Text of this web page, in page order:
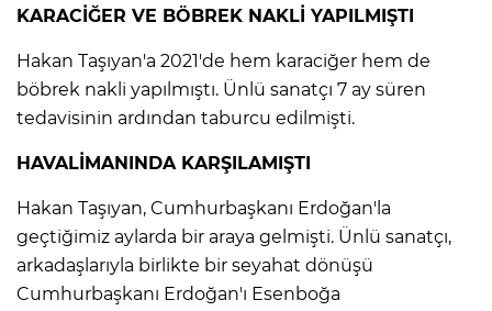
KARACİĞER VE BÖBREK NAKLİ YAPILMIŞTI
Hakan Taşıyan'a 2021'de hem karaciğer hem de
böbrek nakli yapılmıştı. Ünlü sanatçı 7 ay süren
tedavisinin ardından taburcu edilmişti.
HAVALİMANINDA KARŞILAMIŞTI
Hakan Taşıyan, Cumhurbaşkanı Erdoğan'la
geçtiğimiz aylarda bir araya gelmişti. Ünlü sanatçı,
arkadaşlarıyla birlikte bir seyahat dönüşü
Cumhurbaşkanı Erdoğan'ı Esenboğa